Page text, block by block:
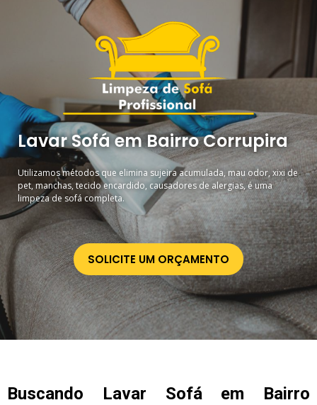
Lavar Sofá em Bairro Corrupira
Utilizamos métodos que elimina sujeira acumulada, mau odor, xixi de
pet, manchas, tecido encardido, causadores de alergias, é uma
limpeza de sofá completa.
SOLICITE UM ORÇAMENTO
Buscando Lavar Sofá em Bairro